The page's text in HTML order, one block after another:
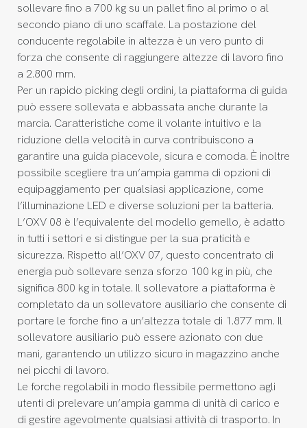
sollevare fino a 700 kg su un pallet fino al primo o al
secondo piano di uno scaffale. La postazione del
conducente regolabile in altezza è un vero punto di
forza che consente di raggiungere altezze di lavoro fino
a 2.800 mm.
Per un rapido picking degli ordini, la piattaforma di guida
può essere sollevata e abbassata anche durante la
marcia. Caratteristiche come il volante intuitivo e la
riduzione della velocità in curva contribuiscono a
garantire una guida piacevole, sicura e comoda. È inoltre
possibile scegliere tra un’ampia gamma di opzioni di
equipaggiamento per qualsiasi applicazione, come
l’illuminazione LED e diverse soluzioni per la batteria.
L’OXV 08 è l’equivalente del modello gemello, è adatto
in tutti i settori e si distingue per la sua praticità e
sicurezza. Rispetto all’OXV 07, questo concentrato di
energia può sollevare senza sforzo 100 kg in più, che
significa 800 kg in totale. Il sollevatore a piattaforma è
completato da un sollevatore ausiliario che consente di
portare le forche fino a un’altezza totale di 1.877 mm. Il
sollevatore ausiliario può essere azionato con due
mani, garantendo un utilizzo sicuro in magazzino anche
nei picchi di lavoro.
Le forche regolabili in modo flessibile permettono agli
utenti di prelevare un’ampia gamma di unità di carico e
di gestire agevolmente qualsiasi attività di trasporto. In